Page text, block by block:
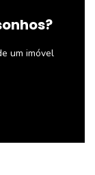
um imóvel